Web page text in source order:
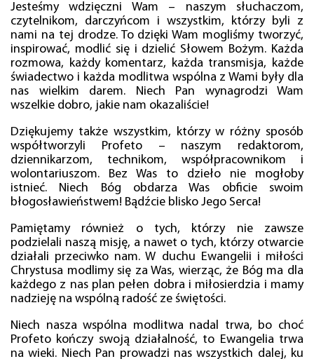
Jesteśmy wdzięczni Wam – naszym słuchaczom,
czytelnikom, darczyńcom i wszystkim, którzy byli z
nami na tej drodze. To dzięki Wam mogliśmy tworzyć,
inspirować, modlić się i dzielić Słowem Bożym. Każda
rozmowa, każdy komentarz, każda transmisja, każde
świadectwo i każda modlitwa wspólna z Wami były dla
nas wielkim darem. Niech Pan wynagrodzi Wam
wszelkie dobro, jakie nam okazaliście!
Dziękujemy także wszystkim, którzy w różny sposób
współtworzyli Profeto – naszym redaktorom,
dziennikarzom, technikom, współpracownikom i
wolontariuszom. Bez Was to dzieło nie mogłoby
istnieć. Niech Bóg obdarza Was obficie swoim
błogosławieństwem! Bądźcie blisko Jego Serca!
Pamiętamy również o tych, którzy nie zawsze
podzielali naszą misję, a nawet o tych, którzy otwarcie
działali przeciwko nam. W duchu Ewangelii i miłości
Chrystusa modlimy się za Was, wierząc, że Bóg ma dla
każdego z nas plan pełen dobra i miłosierdzia i mamy
nadzieję na wspólną radość ze świętości.
Niech nasza wspólna modlitwa nadal trwa, bo choć
Profeto kończy swoją działalność, to Ewangelia trwa
na wieki. Niech Pan prowadzi nas wszystkich dalej, ku